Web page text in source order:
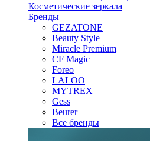
Косметические зеркала
Бренды
GEZATONE
Beauty Style
Miracle Premium
CF Magic
Foreo
LALOO
MYTREX
Gess
Beurer
Все бренды